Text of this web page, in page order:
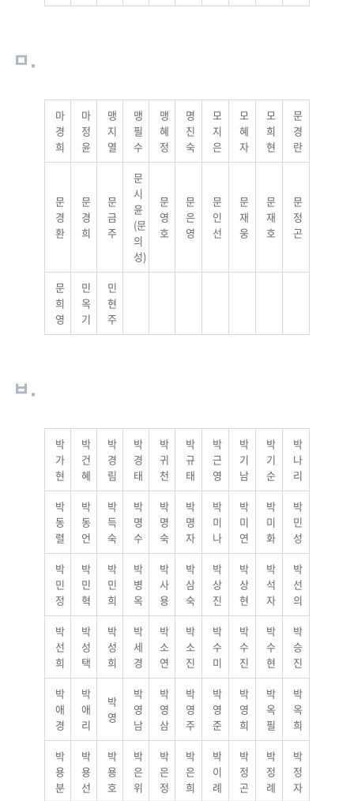
ㅁ.
마
경
희
마
정
윤
맹
지
열
맹
필
수
맹
혜
정
명
진
숙
모
지
은
모
혜
자
모
희
현
문
경
란
문
경
환
문
경
희
문
금
주
문
시
윤
(문
의
성)
문
영
호
문
은
영
문
인
선
문
재
웅
문
재
호
문
정
곤
문
희
영
민
옥
기
민
현
주
ㅂ.
박
가
현
박
건
혜
박
경
림
박
경
태
박
귀
천
박
규
태
박
근
영
박
기
남
박
기
순
박
나
리
박
동
렬
박
동
언
박
득
숙
박
명
수
박
명
숙
박
명
자
박
미
나
박
미
연
박
미
화
박
민
성
박
민
정
박
민
혁
박
민
희
박
병
옥
박
사
용
박
삼
숙
박
상
진
박
상
현
박
석
자
박
선
의
박
선
희
박
성
택
박
성
희
박
세
경
박
소
연
박
소
진
박
수
미
박
수
진
박
수
현
박
승
진
박
애
경
박
애
리
박
영
박
영
남
박
영
삼
박
영
주
박
영
준
박
영
희
박
옥
필
박
옥
희
박
용
분
박
용
선
박
용
호
박
은
위
박
은
정
박
은
희
박
이
례
박
정
곤
박
정
례
박
정
자